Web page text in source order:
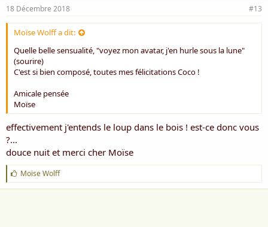
18 Décembre 2018 #13
Moïse Wolff a dit:
Quelle belle sensualité, "voyez mon avatar, j'en hurle sous la lune"
(sourire)
C'est si bien composé, toutes mes félicitations Coco !
Amicale pensée
Moïse
effectivement j'entends le loup dans le bois ! est-ce donc vous
?...
douce nuit et merci cher Moïse
J
'
a
Moïse Wolff